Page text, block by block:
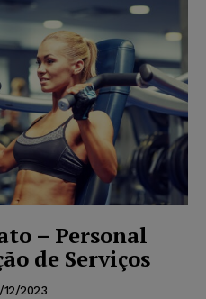
– Personal
de Serviços
12/2023